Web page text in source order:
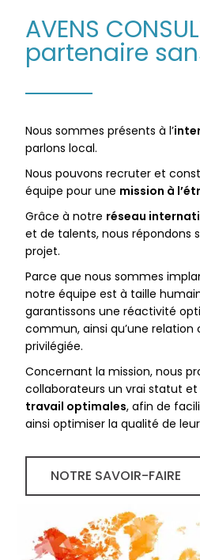
AVENS
partenaire
Nous sommes présents à l’
parlons local.
Nous pouvons recruter et
équipe pour une mission à
Grâce à notre réseau
et de talents, nous répondons
projet.
Parce que nous sommes
notre équipe est à taille
garantissons une réactivité
commun, ainsi qu’une
privilégiée.
Concernant la mission, nous
collaborateurs un vrai statut et
travail optimales, afin de
ainsi optimiser la qualité de
NOTRE SAVOIR-FAIRE